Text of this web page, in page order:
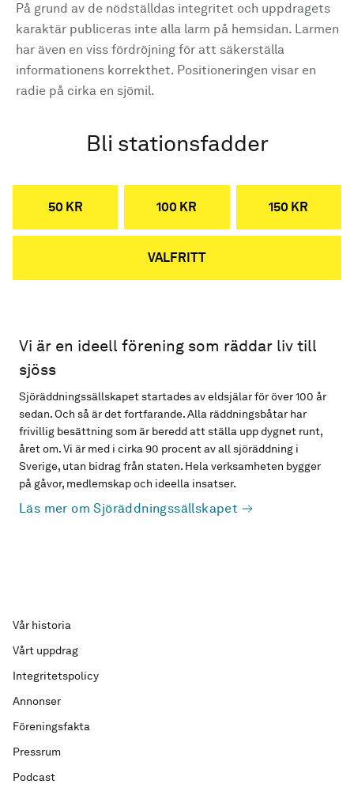
På grund av de nödställdas integritet och uppdragets
karaktär publiceras inte alla larm på hemsidan. Larmen
har även en viss fördröjning för att säkerställa
informationens korrekthet. Positioneringen visar en
radie på cirka en sjömil.
Bli stationsfadder
50 KR 100 KR 150 KR
VALFRITT
Vi är en ideell förening som räddar liv till
sjöss
Sjöräddningssällskapet startades av eldsjälar för över 100 år
sedan. Och så är det fortfarande. Alla räddningsbåtar har
frivillig besättning som är beredd att ställa upp dygnet runt,
året om. Vi är med i cirka 90 procent av all sjöräddning i
Sverige, utan bidrag från staten. Hela verksamheten bygger
på gåvor, medlemskap och ideella insatser.
Läs mer om Sjöräddningssällskapet
Vår historia
Vårt uppdrag
Integritetspolicy
Annonser
Föreningsfakta
Pressrum
Podcast